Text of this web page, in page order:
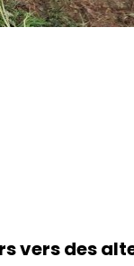
vers des